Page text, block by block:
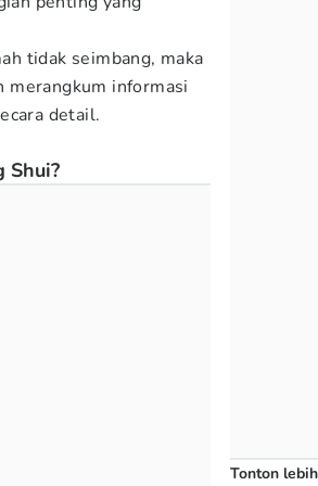
tidak seimbang, maka
merangkum informasi
detail.
Shui?
Tonton